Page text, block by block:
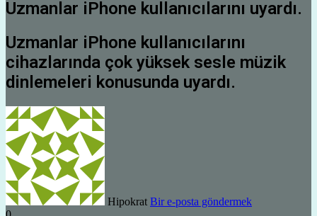
Uzmanlar iPhone kullanıcılarını uyardı.
Uzmanlar iPhone kullanıcılarını
cihazlarında çok yüksek sesle müzik
dinlemeleri konusunda uyardı.
Hipokrat Bir e-posta göndermek